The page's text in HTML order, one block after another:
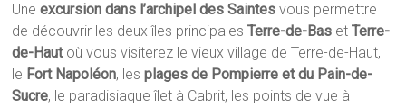
Uneexcursion dans l’archipel des Saintes vous permettre
de découvrir les deux îles principalesTerre-de-Bas etTerre-
de-Hautoù vous visiterez le vieux village de Terre-de-Haut,
le Fort Napoléon, lesplages de Pompierre et du Pain-de-
Sucre, le paradisiaque îlet à Cabrit, les points de vue à